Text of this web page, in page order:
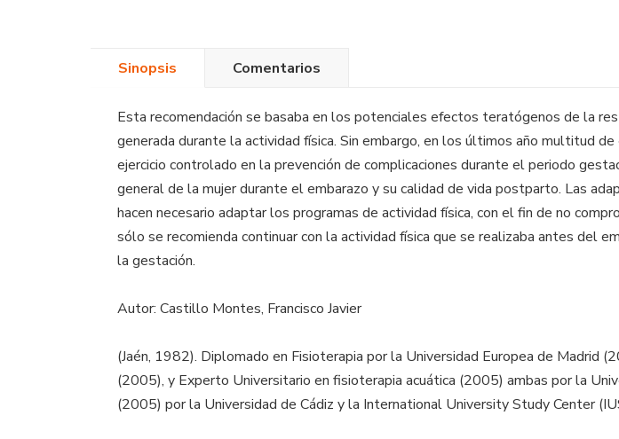
Sinopsis Comentarios
Esta recomendación se basaba en los potenciales efectos teratógenos de la
generada durante la actividad física. Sin embargo, en los últimos año multitud
ejercicio controlado en la prevención de complicaciones durante el periodo
general de la mujer durante el embarazo y su calidad de vida postparto. Las
hacen necesario adaptar los programas de actividad física, con el fin de no
sólo se recomienda continuar con la actividad física que se realizaba antes del
la gestación.
Autor: Castillo Montes, Francisco Javier
(Jaén, 1982). Diplomado en Fisioterapia por la Universidad Europea de Madrid
(2005), y Experto Universitario en fisioterapia acuática (2005) ambas por la
(2005) por la Universidad de Cádiz y la International University Study Center